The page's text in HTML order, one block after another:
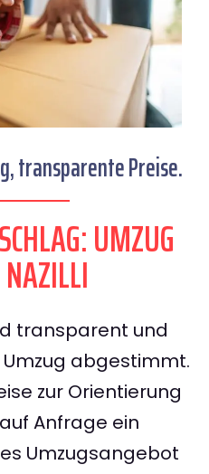
transparente Preise.
UMZUG
transparent und
abgestimmt.
zur Orientierung
Anfrage ein
Umzugsangebot